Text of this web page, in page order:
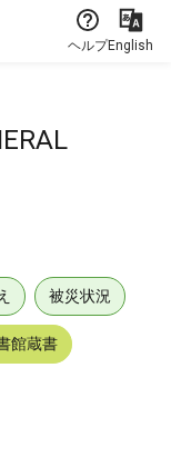
ヘルプEnglish
被災状況
館蔵書